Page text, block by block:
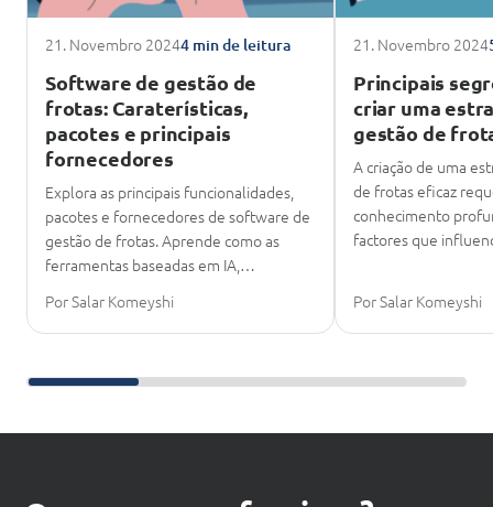
21. Novembro 20244 min de leitura
Software de gestão de
frotas: Caraterísticas,
pacotes e principais
fornecedores
Explora as principais funcionalidades,
pacotes e fornecedores de software de
gestão de frotas. Aprende como as
ferramentas baseadas em IA,…
Por Salar Komeyshi
21. Novembro 2024
Principais
criar uma
gestão de
A criação de uma
de frotas eficaz
conhecimento
factores que
Por Salar Komeyshi
Deslize para continuar a leitura